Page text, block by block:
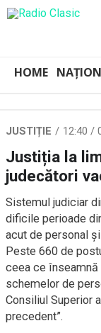
HOME
JUSTIȚIE 12:40 /
Justiția la
judecători
Sistemul judiciar
dificile perioade
acut de personal
Peste 660 de
ceea ce înseamnă
schemelor de
Consiliul Superior
precedent”.